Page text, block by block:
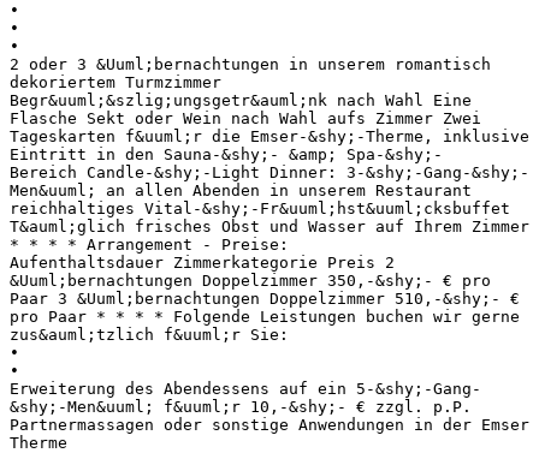
•
•
•
2 oder 3 &Uuml;bernachtungen in unserem romantisch
dekoriertem Turmzimmer
Begr&uuml;&szlig;ungsgetr&auml;nk nach Wahl Eine
Flasche Sekt oder Wein nach Wahl aufs Zimmer Zwei
Tageskarten f&uuml;r die Emser-&shy;‐Therme, inklusive
Eintritt in den Sauna-&shy;‐ &amp; Spa-&shy;‐
Bereich Candle-&shy;‐Light Dinner: 3-&shy;‐Gang-&shy;‐
Men&uuml; an allen Abenden in unserem Restaurant
reichhaltiges Vital-&shy;‐Fr&uuml;hst&uuml;cksbuffet
T&auml;glich frisches Obst und Wasser auf Ihrem Zimmer
* * * * Arrangement - Preise:
Aufenthaltsdauer Zimmerkategorie Preis 2
&Uuml;bernachtungen Doppelzimmer 350,-&shy;‐ € pro
Paar 3 &Uuml;bernachtungen Doppelzimmer 510,-&shy;‐ €
pro Paar * * * * Folgende Leistungen buchen wir gerne
zus&auml;tzlich f&uuml;r Sie:
•
•
Erweiterung des Abendessens auf ein 5-&shy;‐Gang-
&shy;‐Men&uuml; f&uuml;r 10,-&shy;‐ € zzgl. p.P.
Partnermassagen oder sonstige Anwendungen in der Emser
Therme